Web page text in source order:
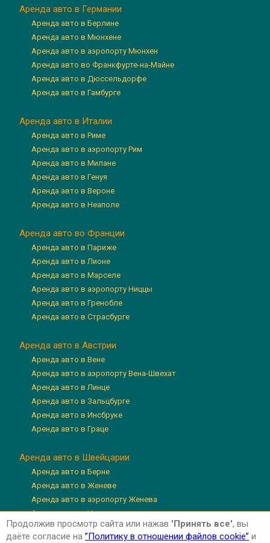
Аренда авто в Германии
Аренда авто в Берлине
Аренда авто в Мюнхене
Аренда авто в аэропорту Мюнхен
Аренда авто во Франкфурте-на-Майне
Аренда авто в Дюссельдорфе
Аренда авто в Гамбурге
Аренда авто в Италии
Аренда авто в Риме
Аренда авто в аэропорту Рим
Аренда авто в Милане
Аренда авто в Генуя
Аренда авто в Вероне
Аренда авто в Неаполе
Аренда авто во Франции
Аренда авто в Париже
Аренда авто в Лионе
Аренда авто в Марселе
Аренда авто в аэропорту Ниццы
Аренда авто в Гренобле
Аренда авто в Страсбурге
Аренда авто в Австрии
Аренда авто в Вене
Аренда авто в аэропорту Вена-Швехат
Аренда авто в Линце
Аренда авто в Зальцбурге
Аренда авто в Инсбруке
Аренда авто в Граце
Аренда авто в Швейцарии
Аренда авто в Берне
Аренда авто в Женеве
Аренда авто в аэропорту Женева
Аренда авто в Цюрихе
Аренда авто в аэропорту Цюрих
Аренда авто в Люцерне
Продолжив просмотр сайта или нажав 'Принять все', вы
даёте согласие на ”Политику в отношении файлов cookie” и